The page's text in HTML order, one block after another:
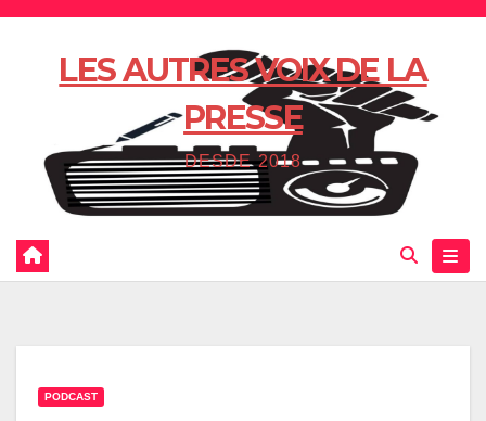
Skip
LES AUTRES VOIX DE LA
PRESSE
DESDE 2018
PODCAST